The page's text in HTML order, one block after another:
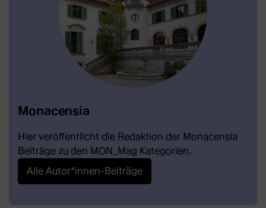
Monacensia
Hier veröffentlicht die Redaktion der Monacensia
Beiträge zu den MON_Mag Kategorien.
Alle Autor*innen-Beiträge